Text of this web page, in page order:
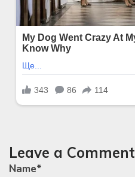
Leave a Comment
Name*